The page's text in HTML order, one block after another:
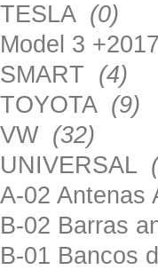
TESLA (0)
Model 3
SMART (4)
TOYOTA (9)
VW (32)
UNIVERSAL
A-02 Antenas
B-02 Barras
B-01 Bancos